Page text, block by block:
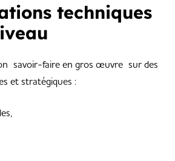
techniques
savoir-faire en gros œuvre sur des
et stratégiques :